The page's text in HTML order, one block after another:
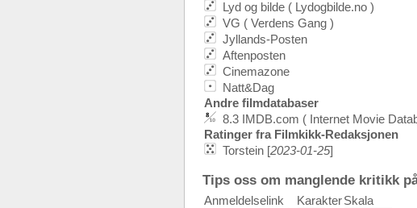
Lyd og bilde ( Lydogbilde.no )
VG ( Verdens Gang )
Jyllands-Posten
Aftenposten
Cinemazone
Natt&Dag
Andre filmdatabaser
8.3 IMDB.com ( Internet Movie
Ratinger fra Filmkikk-Redaksjonen
Torstein [2023-01-25]
Tips oss om manglende kritikk
Anmeldelselink KarakterSkala